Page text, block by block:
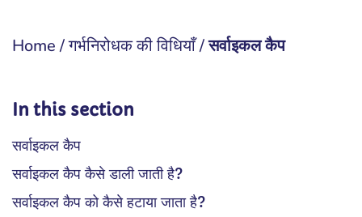
Home/गर्भनिरोधक की विधियाँ/सर्वाइकल कैप
In this section
सर्वाइकल कैप
सर्वाइकल कैप कैसे डाली जाती है?
सर्वाइकल कैप को कैसे हटाया जाता है?